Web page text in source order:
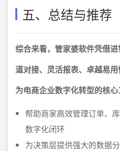
五、总结与推荐
综合来看，管家婆软件凭借
道对接、灵活报表、卓越易
为电商企业数字化转型的核心
帮助商家高效管理订单、
数字化闭环
为决策层提供强大的数据